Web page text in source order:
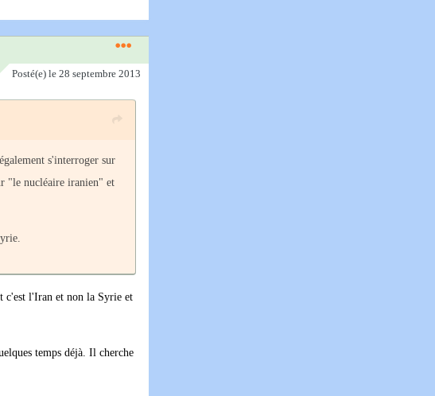
Posté(e) le 28 septembre 2013
s'interroger sur
"le nucléaire iranien" et
c'est l'Iran et non la Syrie et
temps déjà. Il cherche